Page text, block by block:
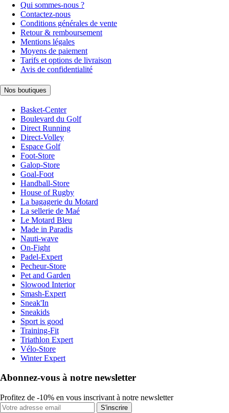
Qui sommes-nous ?
Contactez-nous
Conditions générales de vente
Retour & remboursement
Mentions légales
Moyens de paiement
Tarifs et options de livraison
Avis de confidentialité
Nos boutiques
Basket-Center
Boulevard du Golf
Direct Running
Direct-Volley
Espace Golf
Foot-Store
Galop-Store
Goal-Foot
Handball-Store
House of Rugby
La bagagerie du Motard
La sellerie de Maé
Le Motard Bleu
Made in Paradis
Nauti-wave
On-Fight
Padel-Expert
Pecheur-Store
Pet and Garden
Slowood Interior
Smash-Expert
Sneak'In
Sneakids
Sport is good
Training-Fit
Triathlon Expert
Vélo-Store
Winter Expert
Abonnez-vous à notre newsletter
Profitez de -10% en vous inscrivant à notre newsletter
S'inscrire